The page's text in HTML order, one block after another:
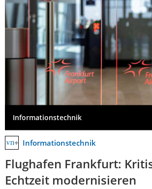
Informationstechnik
Informationstechnik
Flughafen Frankfurt:
Echtzeit modernisieren